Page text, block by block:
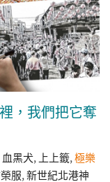
，我們把它奪
血黑犬, 上上籤,極樂
服,新世紀北港神